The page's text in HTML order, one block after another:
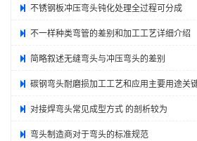
不锈钢板冲压弯头钝化处理全过程可分成
不一样种类弯管的差别和加工工艺详细介绍
简略叙述无缝弯头与冲压弯头的差别
碳钢弯头耐磨损加工工艺和应用主要用途关
对接焊弯头常见成型方式 的剖析较为
弯头制造商对于弯头的标准规范